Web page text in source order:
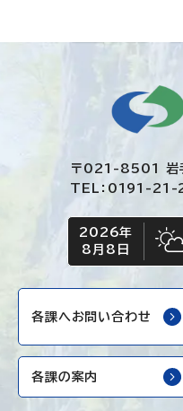
〒021-8501 岩
TEL：0191-21-
今日の日付
2026年
8月8日
今日
晴
各課へお問い合わせ
各課の案内